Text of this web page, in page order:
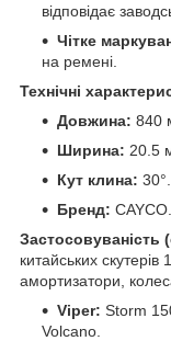
відповідає
Чітке
на ремені.
Технічні
Довжина: 840
Ширина: 20.5
Кут клина: 30°.
Бренд: CAYCO.
Застосовуваність
китайських скутерів
амортизатори,
Viper: Storm
Volcano.